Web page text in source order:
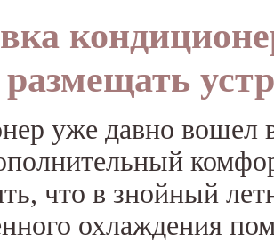
уже давно вошел
что в знойный
охлаждения